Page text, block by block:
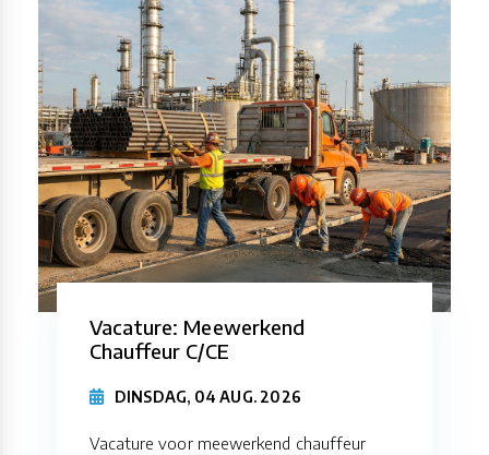
Vacature: Meewerkend
Chauffeur C/CE
DINSDAG, 04 AUG. 2026
Vacature voor meewerkend chauffeur